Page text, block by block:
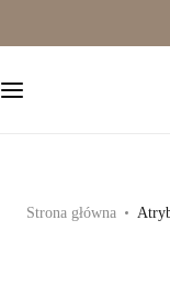
Strona główna
Premium
Naszyjniki